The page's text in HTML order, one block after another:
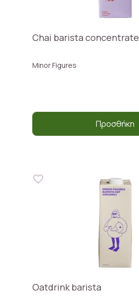
Chai barista concentrate
Minor Figures
Προσθήκη
Oatdrink barista